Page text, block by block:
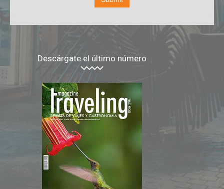
Descárgate el último número